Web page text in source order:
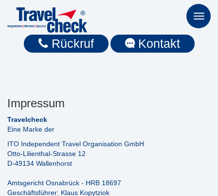
Toggle
Rückruf Kontakt
Impressum
Travelcheck
Eine Marke der
ITO Independent Travel Organisation GmbH
Otto-Lilienthal-Strasse 12
D-49134 Wallenhorst
Amtsgericht Osnabrück - HRB 18697
Geschäftsführer: Klaus Kopytziok